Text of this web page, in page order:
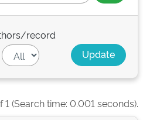
record
1 (Search time: 0.001 seconds).